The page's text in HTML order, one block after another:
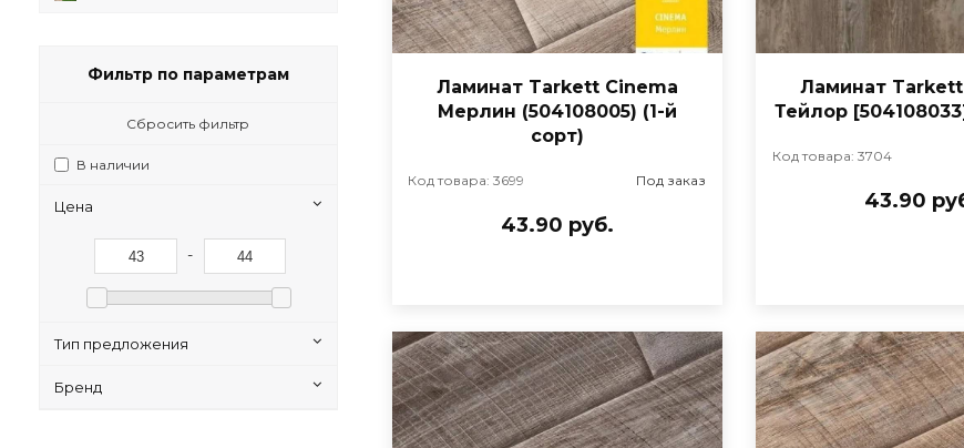
Фильтр по параметрам
Сбросить фильтр
В наличии
Цена
-
Тип предложения
Бренд
Ламинат Tarkett Cinema
Мерлин (504108005) (1-й
сорт)
Код товара: 3699 Под заказ
43.90 руб.
Ламинат
Тейлор
Код товара: 3704
43.90